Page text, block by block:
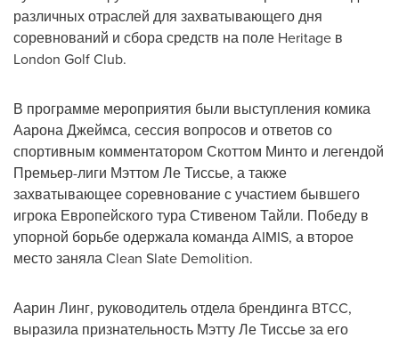
различных отраслей для захватывающего дня
соревнований и сбора средств на поле Heritage в
London Golf Club.
В программе мероприятия были выступления комика
Аарона Джеймса, сессия вопросов и ответов со
спортивным комментатором Скоттом Минто и легендой
Премьер-лиги Мэттом Ле Тиссье, а также
захватывающее соревнование с участием бывшего
игрока Европейского тура Стивеном Тайли. Победу в
упорной борьбе одержала команда AIMIS, а второе
место заняла Clean Slate Demolition.
Аарин Линг, руководитель отдела брендинга BTCC,
выразила признательность Мэтту Ле Тиссье за его